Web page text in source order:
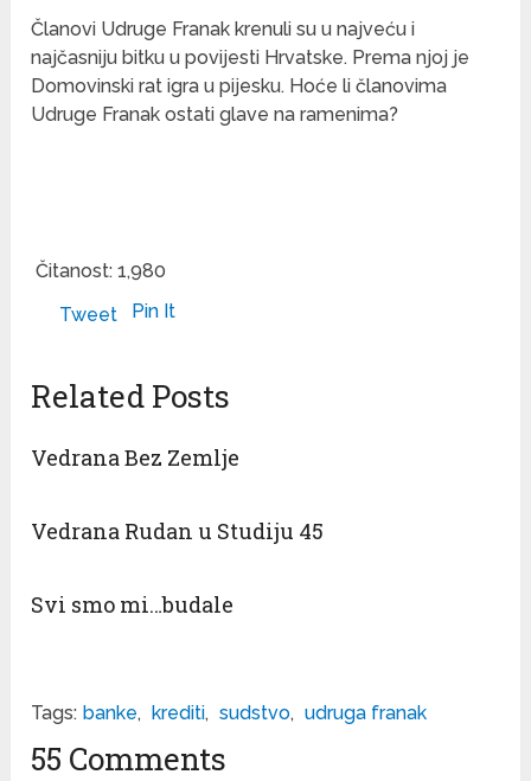
Članovi Udruge Franak krenuli su u najveću i
najčasniju bitku u povijesti Hrvatske. Prema njoj je
Domovinski rat igra u pijesku. Hoće li članovima
Udruge Franak ostati glave na ramenima?
Čitanost: 1,980
Tweet
Pin It
Related Posts
Vedrana Bez Zemlje
Vedrana Rudan u Studiju 45
Svi smo mi…budale
Tags: banke, krediti, sudstvo, udruga franak
55 Comments